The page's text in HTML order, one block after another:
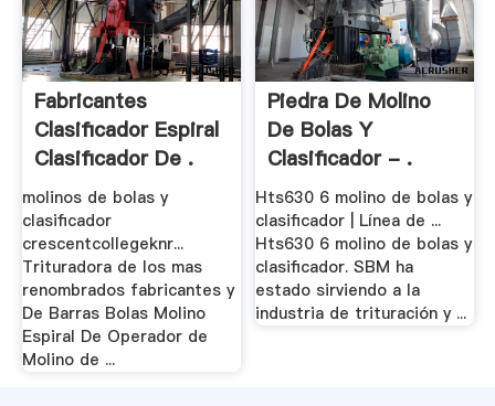
Fabricantes
Clasificador Espiral
Clasificador De .
molinos de bolas y
clasificador
crescentcollegeknr...
Trituradora de los mas
renombrados fabricantes y
De Barras Bolas Molino
Espiral De Operador de
Molino de ...
Piedra De Molino
De Bolas Y
Clasificador - .
Hts630 6 molino de bolas y
clasificador | Línea de ...
Hts630 6 molino de bolas y
clasificador. SBM ha
estado sirviendo a la
industria de trituración y ...